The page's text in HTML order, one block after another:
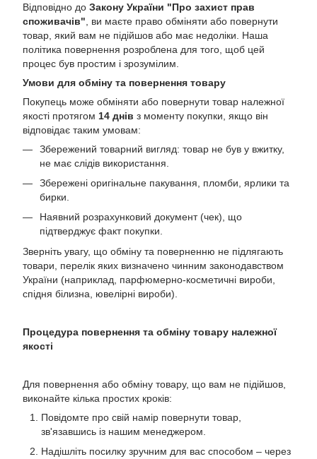
Відповідно до Закону України "Про захист прав
споживачів" , ви маєте право обміняти або повернути
товар, який вам не підійшов або має недоліки. Наша
політика повернення розроблена для того, щоб цей
процес був простим і зрозумілим.
Умови для обміну та повернення товару
Покупець може обміняти або повернути товар належної
якості протягом 14 днів з моменту покупки, якщо він
відповідає таким умовам:
Збережений товарний вигляд: товар не був у вжитку,
не має слідів використання.
Збережені оригінальне пакування, пломби, ярлики та
бирки.
Наявний розрахунковий документ (чек), що
підтверджує факт покупки.
Зверніть увагу, що обміну та поверненню не підлягають
товари, перелік яких визначено чинним законодавством
України (наприклад, парфюмерно-косметичні вироби,
спідня білизна, ювелірні вироби).
Процедура повернення та обміну товару належної
якості
Для повернення або обміну товару, що вам не підійшов,
виконайте кілька простих кроків:
Повідомте про свій намір повернути товар,
зв'язавшись із нашим менеджером.
Надішліть посилку зручним для вас способом – через